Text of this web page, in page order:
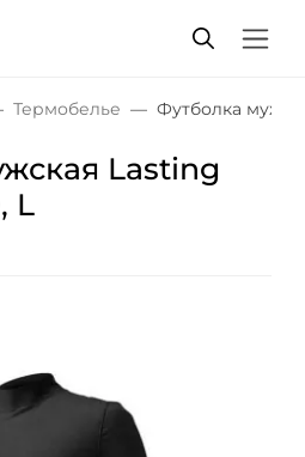
Термобелье Футболка
Lasting
L